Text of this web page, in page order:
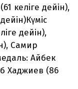
келіге дейін),
дейін),
Самир
Айбек
Хаджиев (86